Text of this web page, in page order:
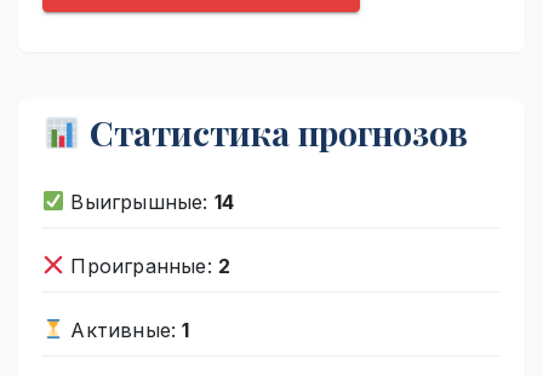
Статистика прогнозов
Выигрышные: 14
Проигранные: 2
Активные:1